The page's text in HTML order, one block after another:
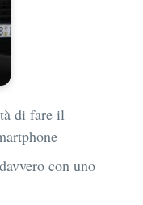
di fare il
con uno